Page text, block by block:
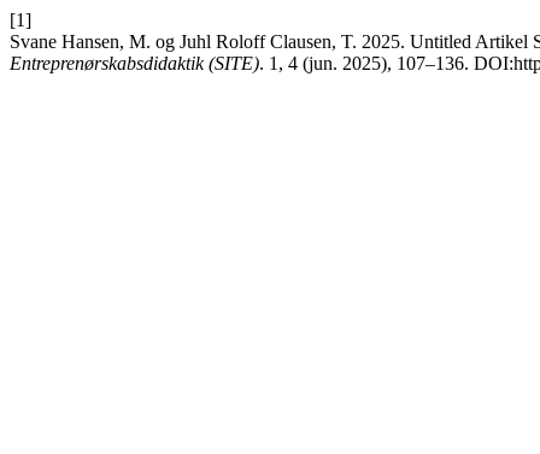
[1]
Svane Hansen, M. og Juhl Roloff Clausen, T. 2025. Untitled Artikel
Entreprenørskabsdidaktik (SITE). 1, 4 (jun. 2025), 107–136.